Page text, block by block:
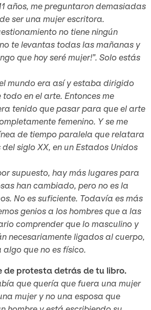
años, me preguntaron demasiadas
ser una mujer escritora.
no tiene ningún
te levantas todas las mañanas y
que hoy seré mujer!”. Solo estás
mundo era así y estaba dirigido
en el arte. Entonces me
tenido que pasar para que el arte
femenino. Y se me
de tiempo paralela que relatara
siglo XX, en un Estados Unidos
supuesto, hay más lugares para
han cambiado, pero no es la
No es suficiente. Todavía es más
genios a los hombres que a las
comprender que lo masculino y
necesariamente ligados al cuerpo,
que no es físico.
de protesta detrás de tu libro.
que quería que fuera una mujer
mujer y no una esposa que